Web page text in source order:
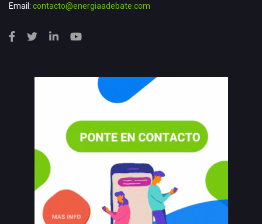
Email: contacto@energiaadebate.com